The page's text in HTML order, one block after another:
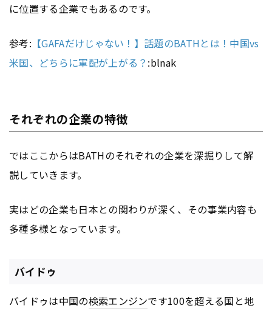
に位置する企業でもあるのです。
参考: 【GAFAだけじゃない！】話題のBATHとは！中国vs
米国、どちらに軍配が上がる？ :blnak
それぞれの企業の特徴
ではここからはBATHのそれぞれの企業を深掘りして解
説していきます。
実はどの企業も日本との関わりが深く、その事業内容も
多種多様となっています。
バイドゥ
バイドゥは中国の検索エンジンです100を超える国と地